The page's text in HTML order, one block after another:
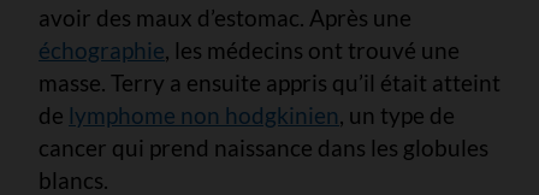
avoir des maux d’estomac. Après une
échographie, les médecins ont trouvé une
masse. Terry a ensuite appris qu’il était atteint
de lymphome non hodgkinien, un type de
cancer qui prend naissance dans les globules
blancs.